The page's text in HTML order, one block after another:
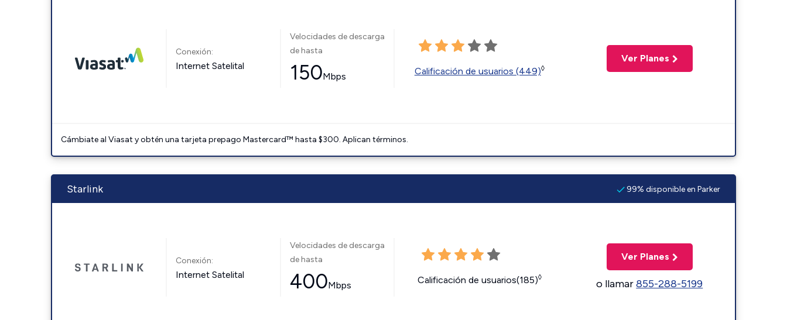
Conexión:
Internet Satelital
Velocidades de descarga
de hasta
150Mbps Calificación de usuarios (449)◊
Ver Planes
Cámbiate al Viasat y obtén una tarjeta prepago Mastercard™ hasta $300. Aplican términos.
Starlink 99% disponible en Parker
Conexión:
Internet Satelital
Velocidades de descarga
de hasta
400Mbps Calificación de usuarios(185)◊
Ver Planes
o llamar855-288-5199